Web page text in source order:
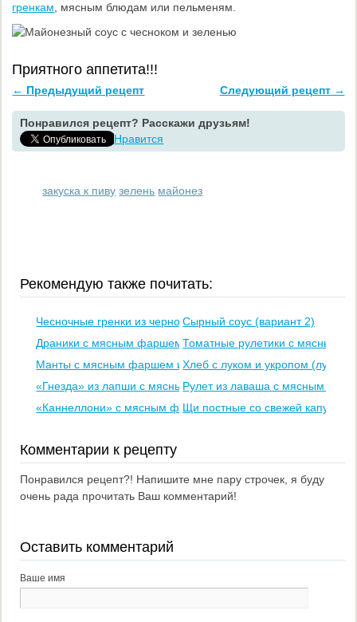
гренкам , мясным блюдам или пельменям.
Приятного аппетита!!!
← Предыдущий рецепт Следующий рецепт →
Понравился рецепт? Расскажи друзьям!
Нравится
закуска к пиву зелень майонез
Рекомендую также почитать:
Чесночные гренки из черного хлеба к пиву
Сырный соус (вариант 2)
Драники с мясным фаршем, или «Колдуны»
Томатные рулетики с мясным
Манты с мясным фаршем и тыквойХлеб с луком и укропом
«Гнезда» из лапши с мясным фаршемРулет из лаваша с мясным
«Каннеллони» с мясным фаршем, запеченные в сливках
Щи постные со свежей капустой
Комментарии к рецепту
Понравился рецепт?! Напишите мне пару строчек, я буду
очень рада прочитать Ваш комментарий!
Оставить комментарий
Ваше имя